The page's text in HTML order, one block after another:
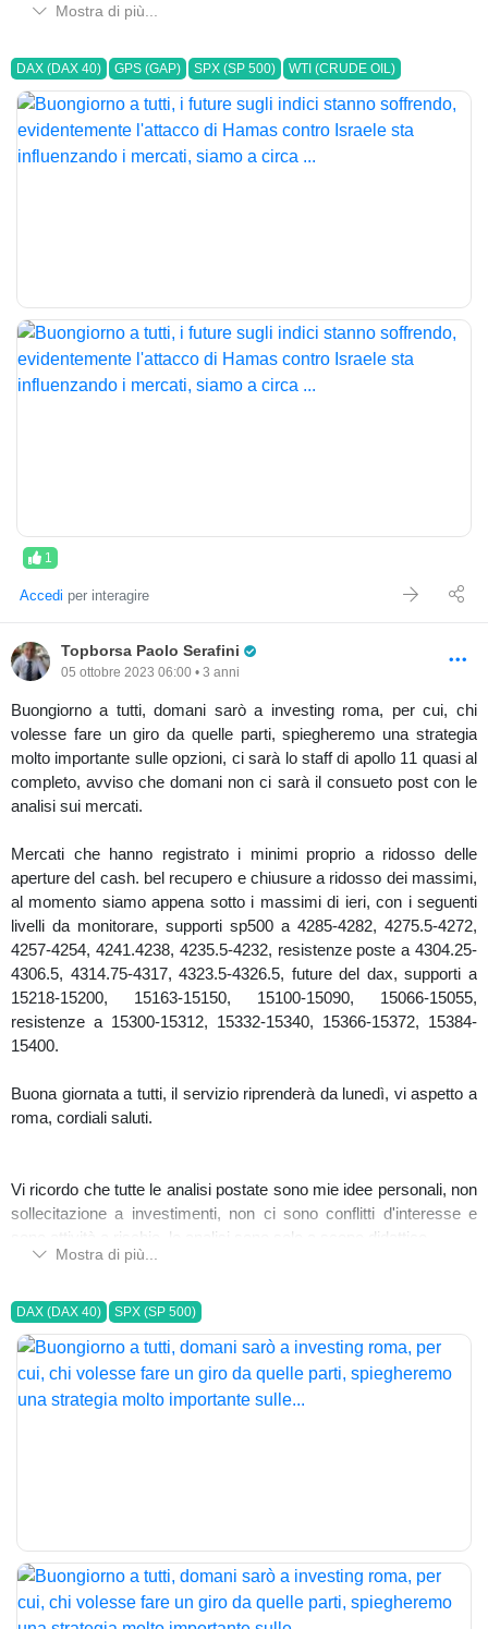
Mostra di più...
DAX (DAX 40) GPS (GAP) SPX (SP 500) WTI (CRUDE OIL)
1
Accedi per interagire
Topborsa Paolo Serafini
05 ottobre 2023 06:00 • 3 anni
Buongiorno a tutti, domani sarò a investing roma, per cui, chi
volesse fare un giro da quelle parti, spiegheremo una strategia
molto importante sulle opzioni, ci sarà lo staff di apollo 11 quasi al
completo, avviso che domani non ci sarà il consueto post con le
analisi sui mercati.
Mercati che hanno registrato i minimi proprio a ridosso delle
aperture del cash. bel recupero e chiusure a ridosso dei massimi,
al momento siamo appena sotto i massimi di ieri, con i seguenti
livelli da monitorare, supporti sp500 a 4285-4282, 4275.5-4272,
4257-4254, 4241.4238, 4235.5-4232, resistenze poste a 4304.25-
4306.5, 4314.75-4317, 4323.5-4326.5, future del dax, supporti a
15218-15200, 15163-15150, 15100-15090, 15066-15055,
resistenze a 15300-15312, 15332-15340, 15366-15372, 15384-
15400.
Buona giornata a tutti, il servizio riprenderà da lunedì, vi aspetto a
roma, cordiali saluti.
Vi ricordo che tutte le analisi postate sono mie idee personali, non
sollecitazione a investimenti, non ci sono conflitti d'interesse e
sono attività a rischio, le analisi sono solo a scopo didattico.
Mostra di più...
DAX (DAX 40) SPX (SP 500)